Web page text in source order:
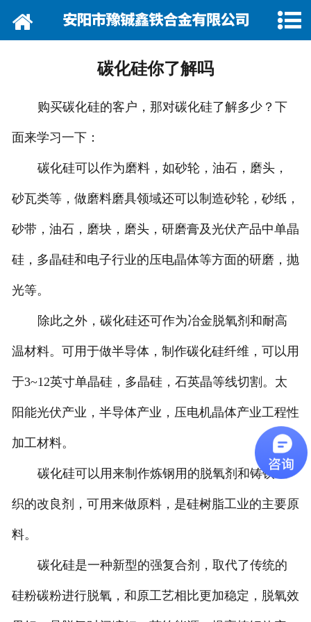
网站首页
产品行情
营销网络
在线留言
碳化硅你了解吗
购买碳化硅的客户，那对碳化硅了解多少？下
面来学习一下：
碳化硅可以作为磨料，如砂轮，油石，磨头，
砂瓦类等，做磨料磨具领域还可以制造砂轮，砂纸，
砂带，油石，磨块，磨头，研磨膏及光伏产品中单晶
硅，多晶硅和电子行业的压电晶体等方面的研磨，抛
光等。
除此之外，碳化硅还可作为冶金脱氧剂和耐高
温材料。可用于做半导体，制作碳化硅纤维，可以用
于3~12英寸单晶硅，多晶硅，石英晶等线切割。太
阳能光伏产业，半导体产业，压电机晶体产业工程性
加工材料。
碳化硅可以用来制作炼钢用的脱氧剂和铸铁组
织的改良剂，可用来做原料，是硅树脂工业的主要原
料。
碳化硅是一种新型的强复合剂，取代了传统的
硅粉碳粉进行脱氧，和原工艺相比更加稳定，脱氧效